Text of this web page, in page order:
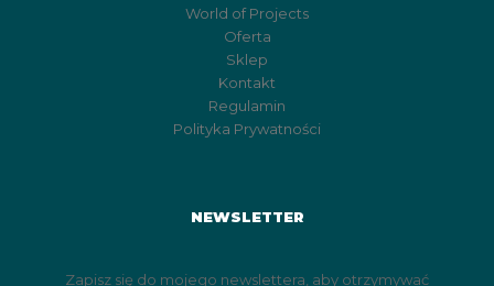
World of Projects
Oferta
Sklep
Kontakt
Regulamin
Polityka Prywatności
NEWSLETTER
Zapisz się do mojego newslettera, aby otrzymywać